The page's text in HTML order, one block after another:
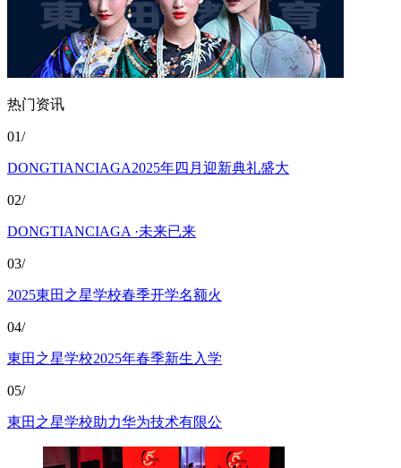
热门资讯
01/
DONGTIANCIAGA2025年四月迎新典礼盛大
02/
DONGTIANCIAGA ·未来已来
03/
2025東田之星学校春季开学名额火
04/
東田之星学校2025年春季新生入学
05/
東田之星学校助力华为技术有限公